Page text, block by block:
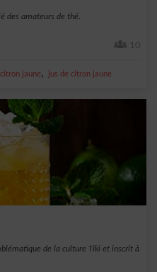
des amateurs de thé.
10
citron jaune, jus de citron jaune
de la culture Tiki et inscrit à